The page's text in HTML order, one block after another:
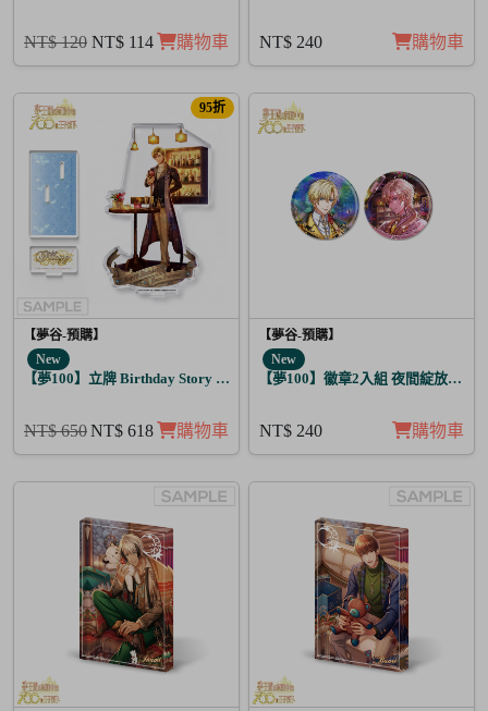
NT$ 120 NT$ 114 購物車 NT$ 240 購物車
95折
【夢谷-預購】
New
【夢100】立牌 Birthday Story 弗雷伊克 月覺
NT$ 650NT$ 618 購物車
【夢谷-預購】
New
【夢100】徽章2入組 夜間綻放的花
NT$ 240 購物車